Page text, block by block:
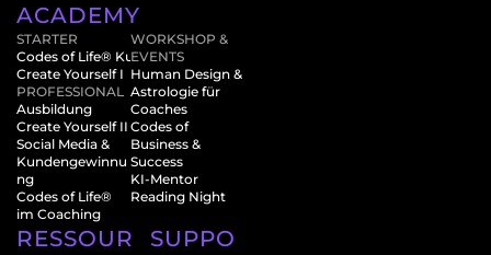
ACADEMY
WORKSHOP &
EVENTS
Human Design &
Astrologie für
Coaches
Codes of
Business &
Success
KI-Mentor
Reading Night
STARTER
Codes of Life® Kurs
Create Yourself I
PROFESSIONAL
Ausbildung
Create Yourself II
Social Media &
Kundengewinnu
ng
Codes of Life®
im Coaching
RESSOUR
SUPPO